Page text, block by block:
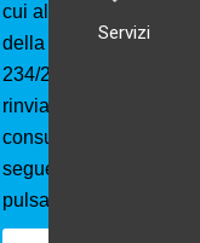
cui all’art. 52
della L.
234/2012 a cui si
rinvia e
consultabili al
seguente
pulsante
Servizi